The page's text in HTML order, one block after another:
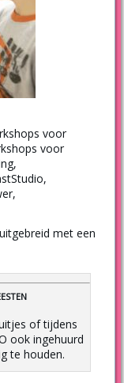
voor
voor
met een
of tijdens
ook ingehuurd
te houden.